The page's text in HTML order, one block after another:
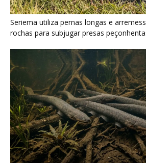
Poraquê sincroniza descargas elétricas
amplificar campo elétrico e atordoar
maiores na Amazônia